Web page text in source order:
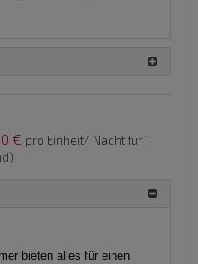
€ pro Einheit/ Nacht für 1
bieten alles für einen